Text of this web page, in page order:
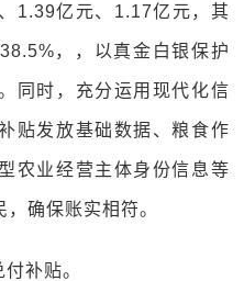
1.39亿元、1.17亿元，其
，，以真金白银保护
同时，充分运用现代化信
贴发放基础数据、粮食作
农业经营主体身份信息等
确保账实相符。
补贴。